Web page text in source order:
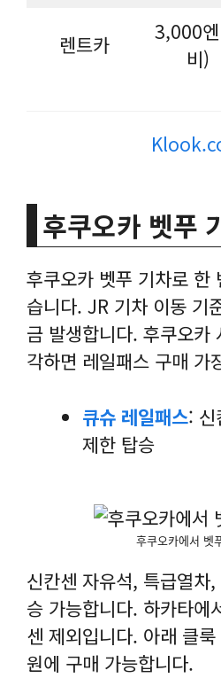
렌트카
3,000
비)
후쿠오카 벳푸
후쿠오카 벳푸 기차로 한
습니다. JR 기차 이동 기
금 발생합니다. 후쿠오카
각하면 레일패스 구매 가
큐슈 레일패스: 신
제한 탑승
후쿠오카에서
신칸센 자유석, 특급열차
승 가능합니다. 하카타에
센 제외입니다. 아래 클
원에 구매 가능합니다.